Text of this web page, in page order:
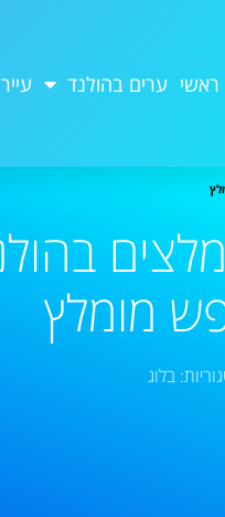
ראשי ערים בהולנד
מומלץ
בלוג